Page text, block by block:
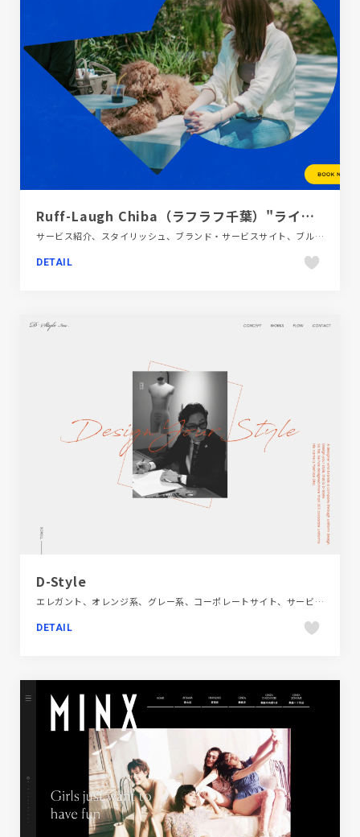
Ruff-Laugh Chiba（ラフラフ千葉）"ライフスタイル・ドッグパーク"
サービス紹介、スタイリッシュ、ブランド・サービスサイト、ブルー系、ポップ、大きめ写真
DETAIL
D-Style
エレガント、オレンジ系、グレー系、コーポレートサイト、サービス紹介、シンプル、スクロールエフェクト、スタイリッシュ、タイポグラフィー、ファッション・ビューティー、フラットデザイン、ブランド・サービスサイト、モーション多め、単色・モノクロ
DETAIL